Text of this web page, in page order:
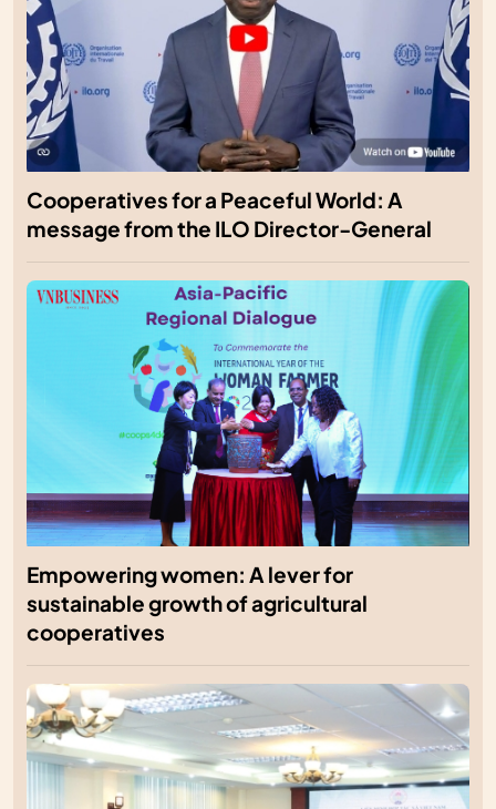
Cooperatives for a Peaceful World: A
message from the ILO Director-General
Empowering women: A lever for
sustainable growth of agricultural
cooperatives